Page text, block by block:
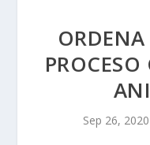
Sep 26, 2020